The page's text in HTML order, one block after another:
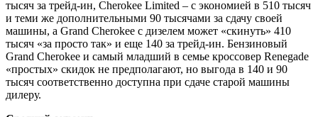
тысяч за трейд-ин, Cherokee Limited – с экономией в 510 тысяч
и теми же дополнительными 90 тысячами за сдачу своей
машины, а Grand Cherokee с дизелем может «скинуть» 410
тысяч «за просто так» и еще 140 за трейд-ин. Бензиновый
Grand Cherokee и самый младший в семье кроссовер Renegade
«простых» скидок не предполагают, но выгода в 140 и 90
тысяч соответственно доступна при сдаче старой машины
дилеру.